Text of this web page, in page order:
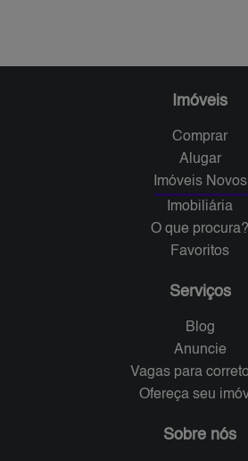
Imóveis
Comprar
Alugar
Imóveis Novos
Imobiliária
O que procura?
Favoritos
Serviços
Blog
Anuncie
Vagas para
Ofereça seu
Sobre nós